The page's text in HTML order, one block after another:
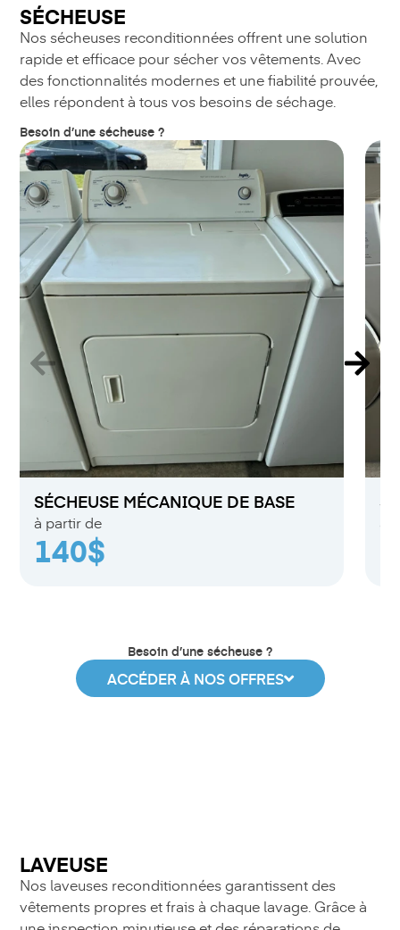
SÉCHEUSE
Nos sécheuses reconditionnées offrent une solution
rapide et efficace pour sécher vos vêtements. Avec
des fonctionnalités modernes et une fiabilité prouvée,
elles répondent à tous vos besoins de séchage.
Besoin d’une sécheuse ?
SÉCHEUSE MÉCANIQUE DE BASE
à partir de
140$
à
Besoin d’une sécheuse ?
ACCÉDER À NOS OFFRES
LAVEUSE
Nos laveuses reconditionnées garantissent des
vêtements propres et frais à chaque lavage. Grâce à